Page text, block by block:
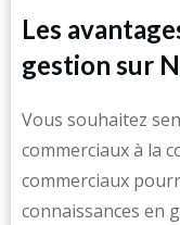
Les
gestion sur
Vous souhaitez
commerciaux à la
commerciaux
connaissances en